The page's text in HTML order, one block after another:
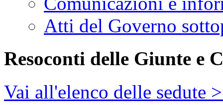
Atti del Governo
Resoconti delle Giunte e
Vai all'elenco delle sedute